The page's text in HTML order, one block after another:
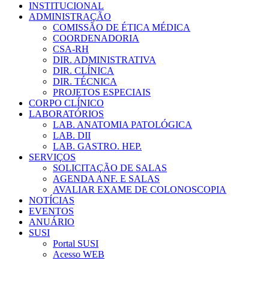
INSTITUCIONAL
ADMINISTRAÇÃO
COMISSÃO DE ÉTICA MÉDICA
COORDENADORIA
CSA-RH
DIR. ADMINISTRATIVA
DIR. CLÍNICA
DIR. TÉCNICA
PROJETOS ESPECIAIS
CORPO CLÍNICO
LABORATÓRIOS
LAB. ANATOMIA PATOLÓGICA
LAB. DII
LAB. GASTRO. HEP.
SERVIÇOS
SOLICITAÇÃO DE SALAS
AGENDA ANF. E SALAS
AVALIAR EXAME DE COLONOSCOPIA
NOTÍCIAS
EVENTOS
ANUÁRIO
SUSI
Portal SUSI
Acesso WEB